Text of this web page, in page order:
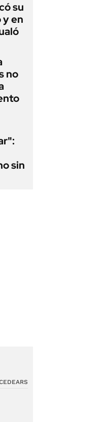
su
y en
no
sin